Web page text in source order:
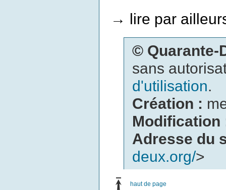
→
lire par
© Quarante-
sans
d'utilisation.
Création :
Adresse du
deux.org/>
haut de page